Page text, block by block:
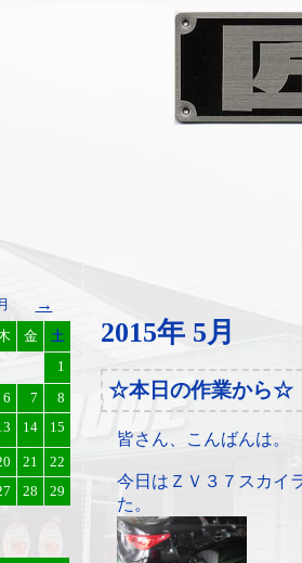
→
金
土
1
6 7 8
14 15
21
22
28
29
2015年 5月
☆本日の作業から☆
皆さん、こんばんは。
今日はＺＶ３７スカイ
た。